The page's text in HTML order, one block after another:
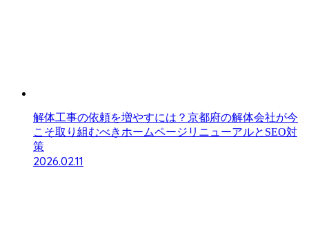
解体工事の依頼を増やすには？京都府の解体会社が今
こそ取り組むべきホームページリニューアルとSEO対
策
2026.02.11